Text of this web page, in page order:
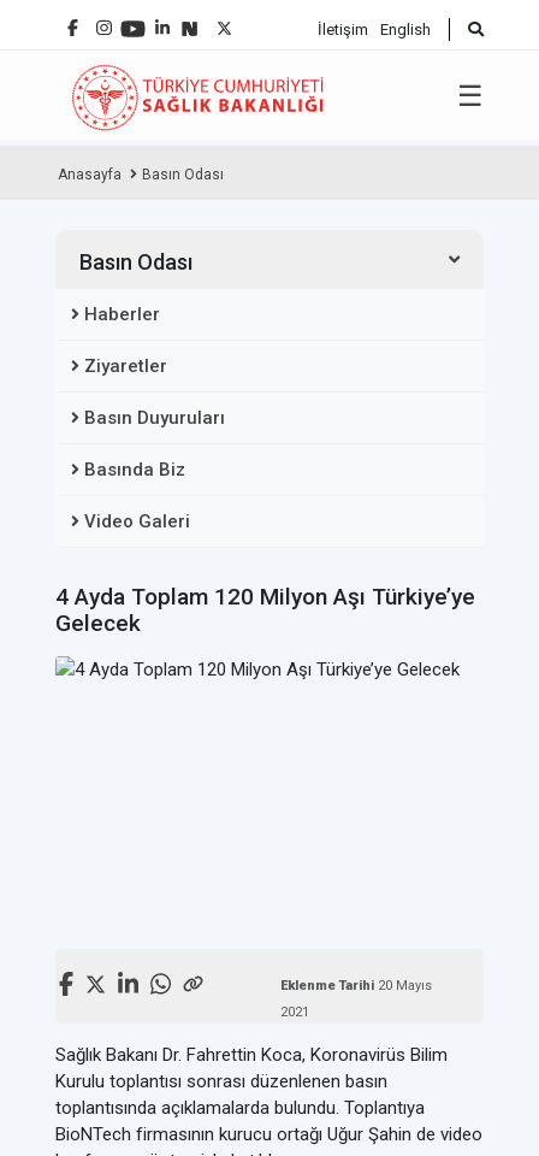
İletişim English
☰
Anasayfa Basın Odası
Basın Odası
Haberler
Ziyaretler
Basın Duyuruları
Basında Biz
Video Galeri
4 Ayda Toplam 120 Milyon Aşı Türkiye’ye
Gelecek
Eklenme Tarihi 20 Mayıs
2021
Sağlık Bakanı Dr. Fahrettin Koca, Koronavirüs Bilim
Kurulu toplantısı sonrası düzenlenen basın
toplantısında açıklamalarda bulundu. Toplantıya
BioNTech firmasının kurucu ortağı Uğur Şahin de video